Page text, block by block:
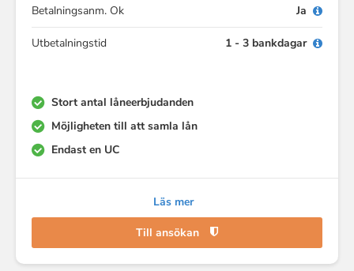
Betalningsanm. Ok Ja
Utbetalningstid 1 - 3 bankdagar
Stort antal låneerbjudanden
Möjligheten till att samla lån
Endast en UC
Läs mer
Till ansökan